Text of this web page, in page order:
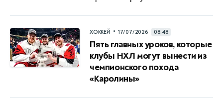
ХОККЕЙ • 17/07/2026 08:48
Пять главных уроков, которые
клубы НХЛ могут вынести из
чемпионского похода
«Каролины»